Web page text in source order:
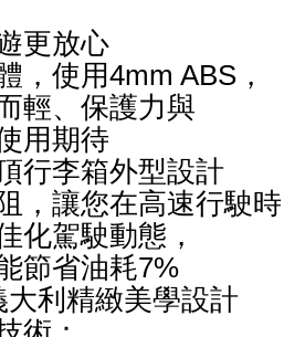
更放心
，使用4mm ABS，
輕、保護力與
用期待
行李箱外型設計
，讓您在高速行駛時
化駕駛動態，
節省油耗7%
大利精緻美學設計